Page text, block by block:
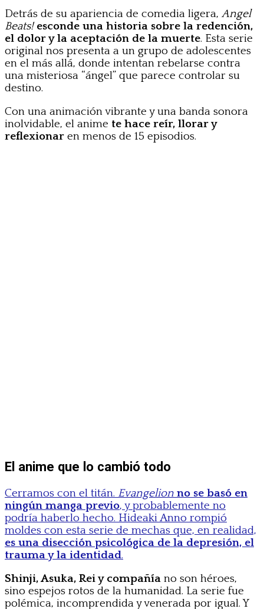
Detrás de su apariencia de comedia ligera,Angel
Beats! esconde una historia sobre la redención,
el dolor y la aceptación de la muerte. Esta serie
original nos presenta a un grupo de adolescentes
en el más allá, donde intentan rebelarse contra
una misteriosa “ángel” que parece controlar su
destino.
Con una animación vibrante y una banda sonora
inolvidable, el anime te hace reír, llorar y
reflexionar en menos de 15 episodios.
El anime que lo cambió todo
Cerramos con el titán. Evangelion no se basó en
ningún manga previo, y probablemente no
podría haberlo hecho. Hideaki Anno rompió
moldes con esta serie de mechas que, en realidad,
es una disección psicológica de la depresión, el
trauma y la identidad.
Shinji, Asuka, Rei y compañía no son héroes,
sino espejos rotos de la humanidad. La serie fue
polémica, incomprendida y venerada por igual. Y